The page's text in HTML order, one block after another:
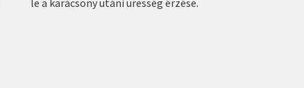
le a karácsony utáni üresség érzése.